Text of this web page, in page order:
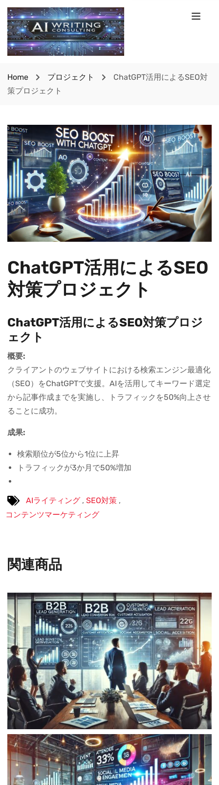
Home プロジェクト
ChatGPT活用によるSEO対
策プロジェクト
ChatGPT活用によるSEO
対策プロジェクト
ChatGPT活用によるSEO対策プロジ
ェクト
概要:
クライアントのウェブサイトにおける検索エンジン最適化
（SEO）をChatGPTで支援。AIを活用してキーワード選定
から記事作成までを実施し、トラフィックを50%向上させ
ることに成功。
成果:
検索順位が5位から1位に上昇
トラフィックが3か月で50%増加
AIライティング
SEO対策
コンテンツマーケティング
関連商品